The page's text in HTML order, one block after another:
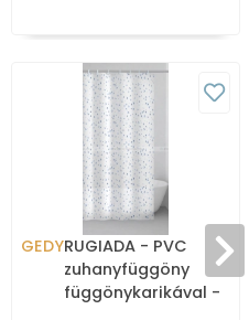
GEDYRUGIADA - PVC
zuhanyfüggöny
függönykarikával -